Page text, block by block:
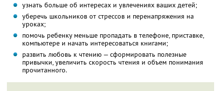
узнать больше об интересах и увлечениях ваших детей;
уберечь школьников от стрессов и перенапряжения на
уроках;
помочь ребенку меньше пропадать в телефоне, приставке,
компьютере и начать интересоваться книгами;
развить любовь к чтению — сформировать полезные
привычки, увеличить скорость чтения и объем понимания
прочитанного.